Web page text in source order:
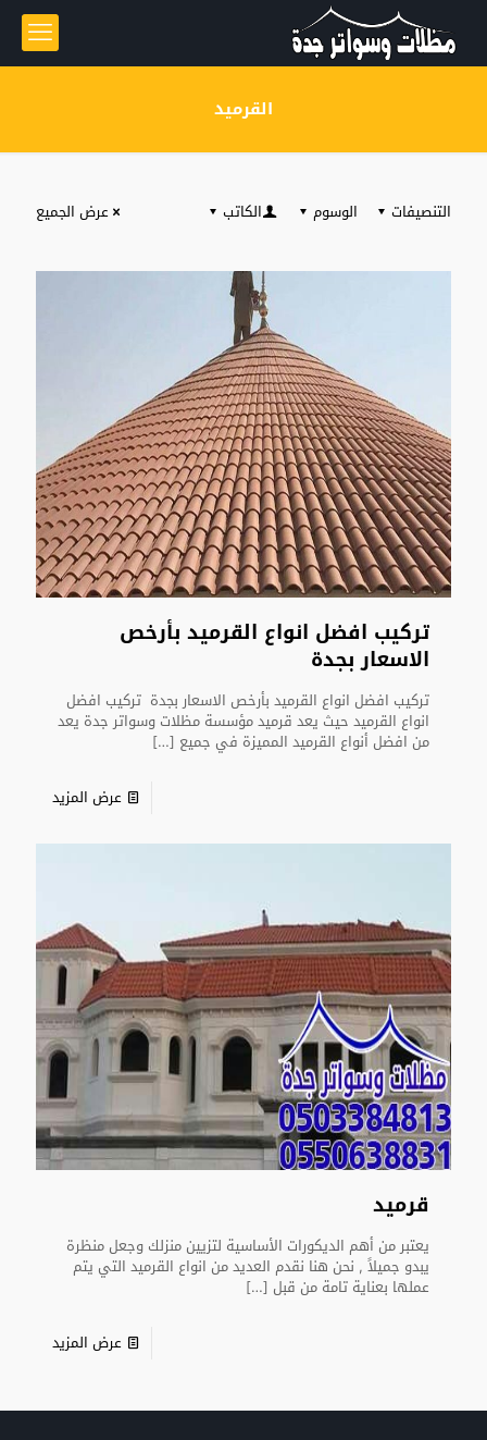
القرميد
التنصيفات الوسوم الكاتب عرض الجميع
تركيب افضل انواع القرميد بأرخص
الاسعار بجدة
تركيب افضل انواع القرميد بأرخص الاسعار بجدة تركيب افضل
انواع القرميد حيث يعد قرميد مؤسسة مظلات وسواتر جدة يعد
من افضل أنواع القرميد المميزة في جميع […]
عرض المزيد
قرميد
يعتبر من أهم الديكورات الأساسية لتزيين منزلك وجعل منظرة
يبدو جميلاً , نحن هنا نقدم العديد من انواع القرميد التي يتم
عملها بعناية تامة من قبل […]
عرض المزيد